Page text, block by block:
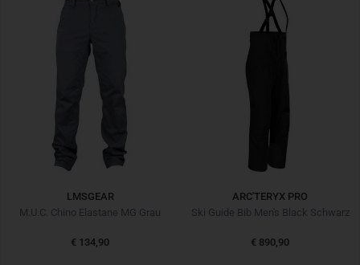
LMSGEAR
M.U.C. Chino Elastane MG Grau
€ 134,90
ARC'TERYX PRO
Ski Guide Bib Men's Black Schwarz
€ 890,90